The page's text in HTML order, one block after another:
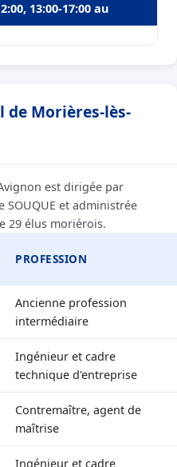
13:00-17:00 au
de Morières-lès-
est dirigée par
et administrée
29 élus moriérois.
PROFESSION
Ancienne profession
intermédiaire
Ingénieur et cadre
technique d'entreprise
Contremaître, agent de
maîtrise
Ingénieur et cadre